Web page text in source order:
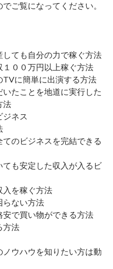
ご覧になってください。
しても自分の力で稼ぐ方法
１００万円以上稼ぐ方法
TVに簡単に出演する方法
いたことを地道に実行した
法
ジネス
てのビジネスを完結できる
ても安定した収入が入るビ
入を稼ぐ方法
らない方法
安で買い物ができる方法
方法
ウハウを知りたい方は動